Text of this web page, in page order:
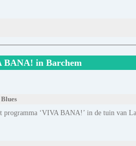
BANA! in Barchem
programma ‘VIVA BANA!’ in de tuin van